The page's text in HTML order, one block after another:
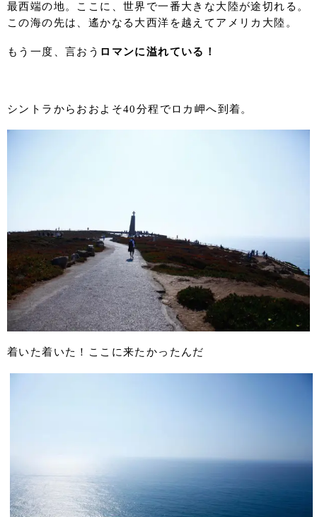
最西端の地。ここに、世界で一番大きな大陸が途切れる。
この海の先は、遙かなる大西洋を越えてアメリカ大陸。
もう一度、言おう ロマンに溢れている！
シントラからおおよそ40分程でロカ岬へ到着。
着いた着いた！ここに来たかったんだ